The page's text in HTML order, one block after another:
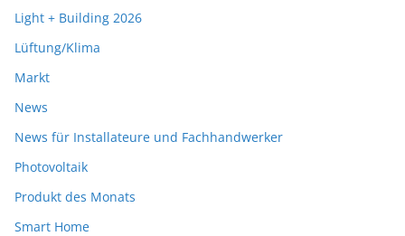
Light + Building 2026
Lüftung/Klima
Markt
News
News für Installateure und Fachhandwerker
Photovoltaik
Produkt des Monats
Smart Home